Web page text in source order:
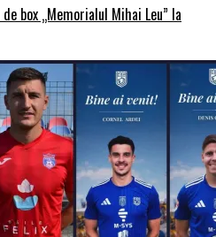
box „Memorialul Mihai Leu” la